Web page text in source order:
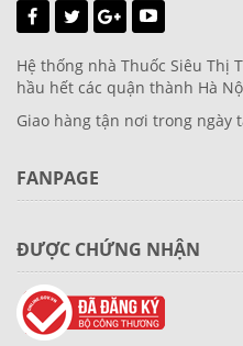
Hệ thống nhà Thuốc Siêu Thị
hầu hết các quận thành Hà
Giao hàng tận nơi trong ngày
FANPAGE
ĐƯỢC CHỨNG NHẬN